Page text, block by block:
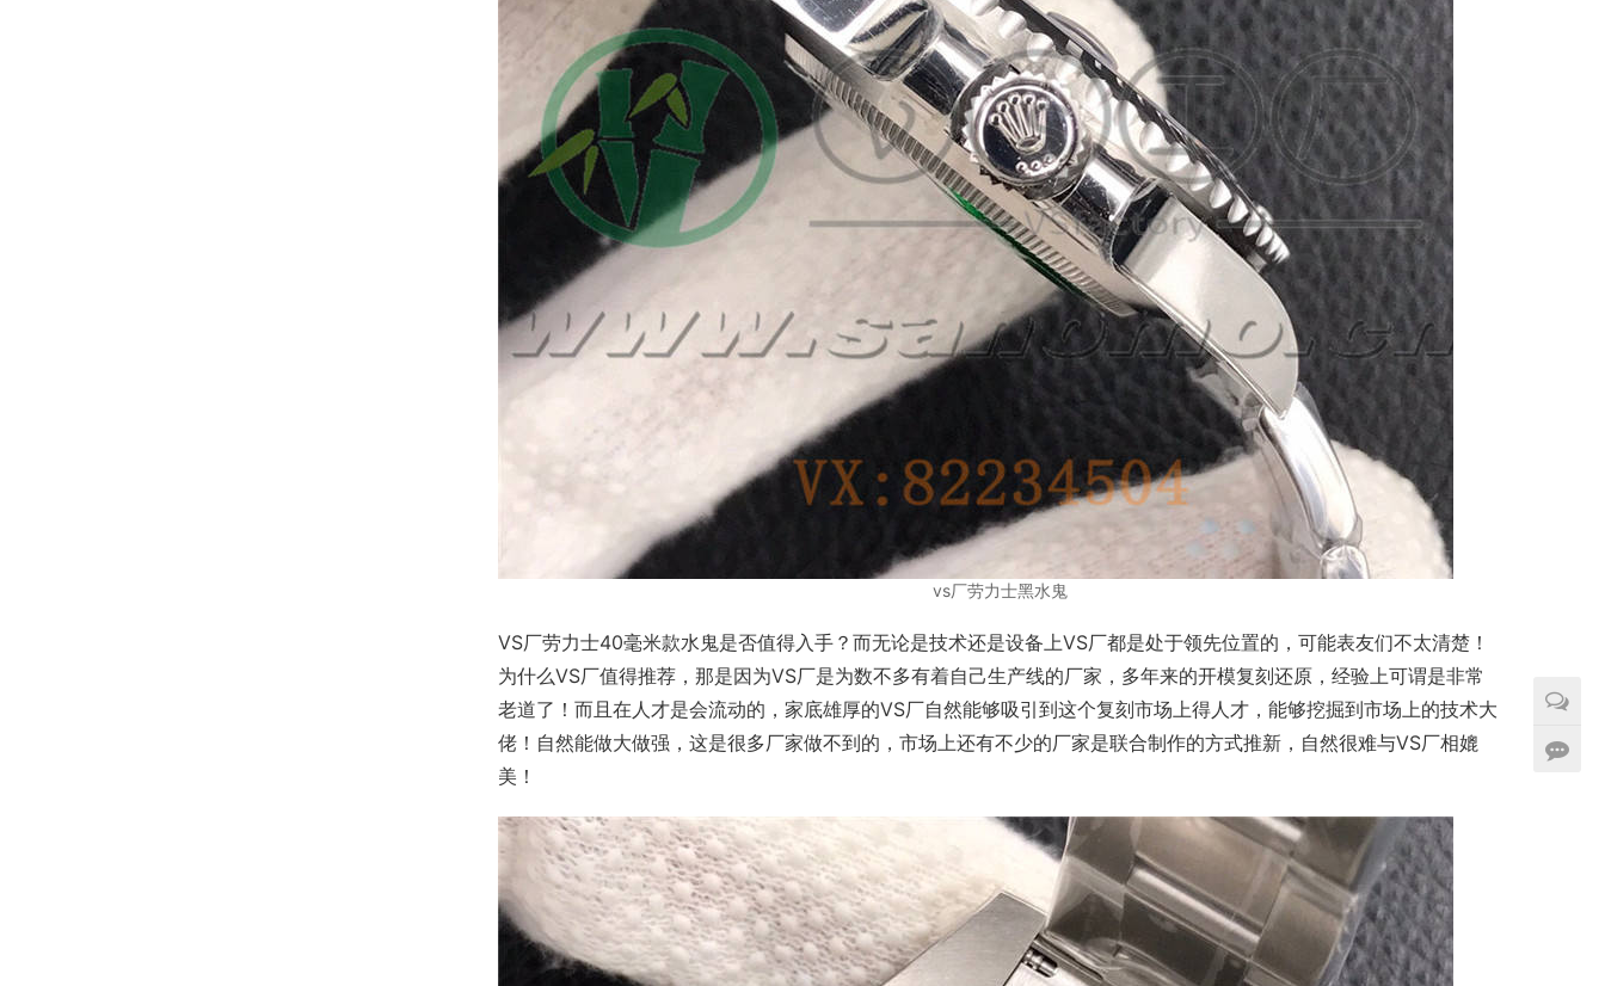
vs厂劳力士黑水鬼
VS厂劳力士40毫米款水鬼是否值得入手？而无论是技术还是设备上VS厂都是处于领先位置的，可能表友们不太清楚！
为什么VS厂值得推荐，那是因为VS厂是为数不多有着自己生产线的厂家，多年来的开模复刻还原，经验上可谓是非常
老道了！而且在人才是会流动的，家底雄厚的VS厂自然能够吸引到这个复刻市场上得人才，能够挖掘到市场上的技术大
佬！自然能做大做强，这是很多厂家做不到的，市场上还有不少的厂家是联合制作的方式推新，自然很难与VS厂相媲
美！